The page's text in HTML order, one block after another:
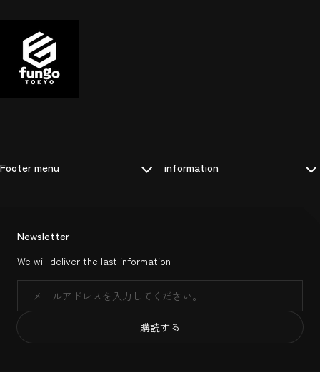
Footer menu information
Newsletter
We will deliver the last information
購読する